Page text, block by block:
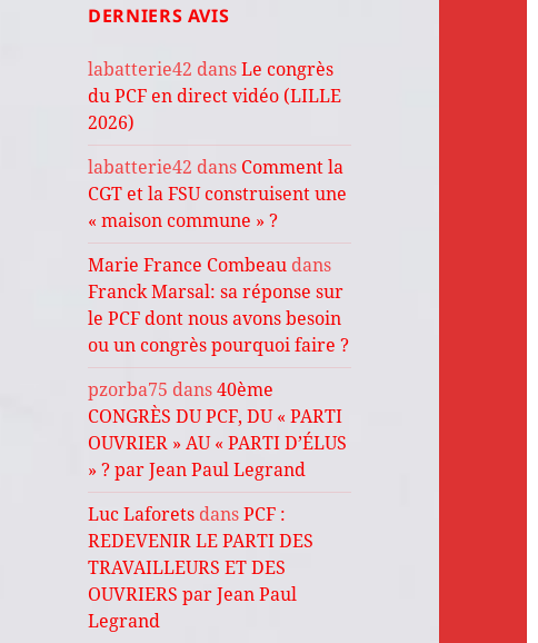
DERNIERS AVIS
labatterie42 dansLe congrès
du PCF en direct vidéo (LILLE
2026)
labatterie42 dans Comment la
CGT et la FSU construisent une
« maison commune » ?
Marie France Combeau dans
Franck Marsal: sa réponse sur
le PCF dont nous avons besoin
ou un congrès pourquoi faire ?
pzorba75 dans40ème
CONGRÈS DU PCF, DU « PARTI
OUVRIER » AU « PARTI D’ÉLUS
» ? par Jean Paul Legrand
Luc Laforets dansPCF :
REDEVENIR LE PARTI DES
TRAVAILLEURS ET DES
OUVRIERS par Jean Paul
Legrand